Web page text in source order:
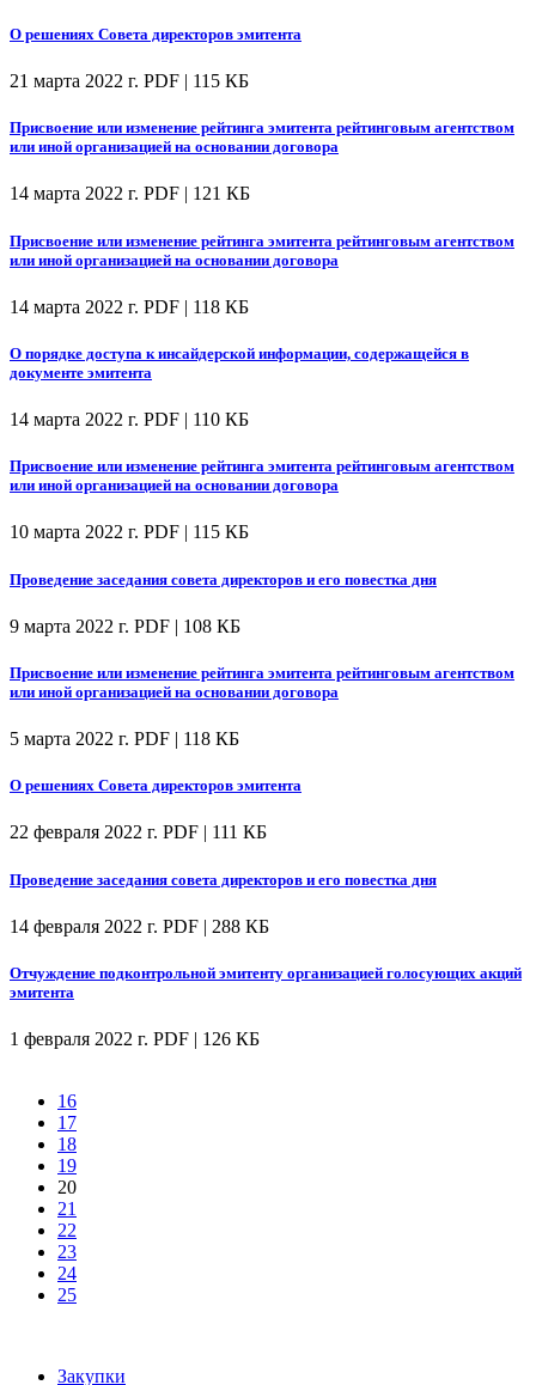
О решениях Совета директоров эмитента
21 марта 2022 г. PDF | 115 КБ
Присвоение или изменение рейтинга эмитента рейтинговым агентством
или иной организацией на основании договора
14 марта 2022 г. PDF | 121 КБ
Присвоение или изменение рейтинга эмитента рейтинговым агентством
или иной организацией на основании договора
14 марта 2022 г. PDF | 118 КБ
О порядке доступа к инсайдерской информации, содержащейся в
документе эмитента
14 марта 2022 г. PDF | 110 КБ
Присвоение или изменение рейтинга эмитента рейтинговым агентством
или иной организацией на основании договора
10 марта 2022 г. PDF | 115 КБ
Проведение заседания совета директоров и его повестка дня
9 марта 2022 г. PDF | 108 КБ
Присвоение или изменение рейтинга эмитента рейтинговым агентством
или иной организацией на основании договора
5 марта 2022 г. PDF | 118 КБ
О решениях Совета директоров эмитента
22 февраля 2022 г. PDF | 111 КБ
Проведение заседания совета директоров и его повестка дня
14 февраля 2022 г. PDF | 288 КБ
Отчуждение подконтрольной эмитенту организацией голосующих акций
эмитента
1 февраля 2022 г. PDF | 126 КБ
16
17
18
19
20
21
22
23
24
25
Закупки